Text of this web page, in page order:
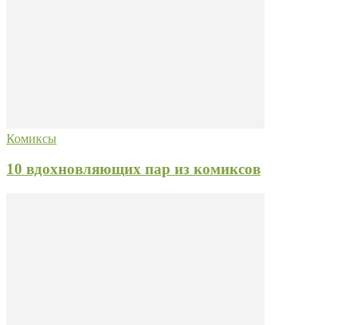
Комиксы
10 вдохновляющих пар из комиксов